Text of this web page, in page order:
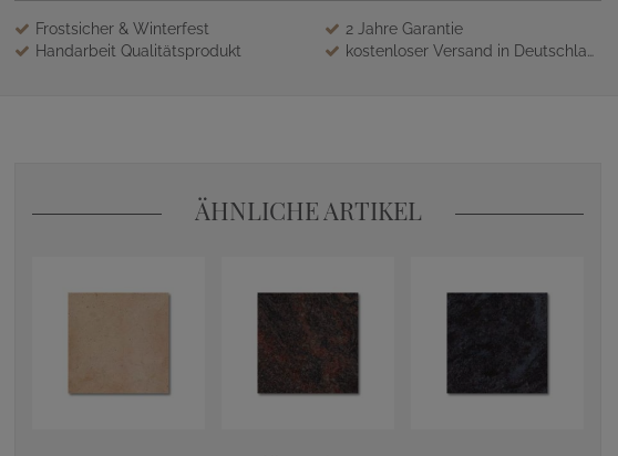
Frostsicher & Winterfest
2 Jahre Garantie
Handarbeit Qualitätsprodukt
kostenloser Versand in Deutschland
ÄHNLICHE ARTIKEL